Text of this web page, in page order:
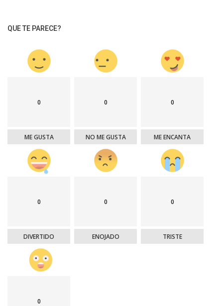
QUE TE PARECE?
0
ME GUSTA
0
NO ME GUSTA
0
ME ENCANTA
0
DIVERTIDO
0
ENOJADO
0
TRISTE
0